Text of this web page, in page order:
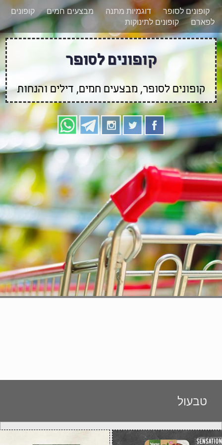
רוצים להישאר מעודכנים לגבי קופונים חדשים?
הצטרפו אלינו גם
בוואטסאפ
קופונים לסופר דוגמיות מתנה מבצעים חמים
קופונים
לפארם
קופונים לתינוקות
קופונים לסופר
קופונים לסופר, מבצעים חמים, דילים והנחות
טבעול